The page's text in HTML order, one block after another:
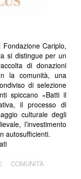
Cariplo,
si distingue per un
di donazioni
la comunità, una
di selezione
spiccano «Batti il
il processo di
culturale degli
l’investimento
autosufficienti.
COMUNITÀ